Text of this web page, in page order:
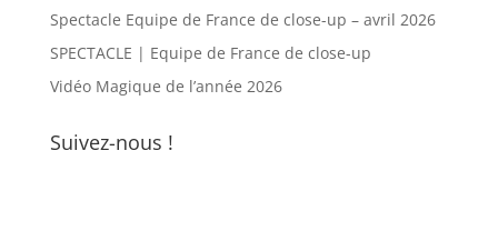
Spectacle Equipe de France de close-up – avril 2026
SPECTACLE | Equipe de France de close-up
Vidéo Magique de l’année 2026
Suivez-nous !